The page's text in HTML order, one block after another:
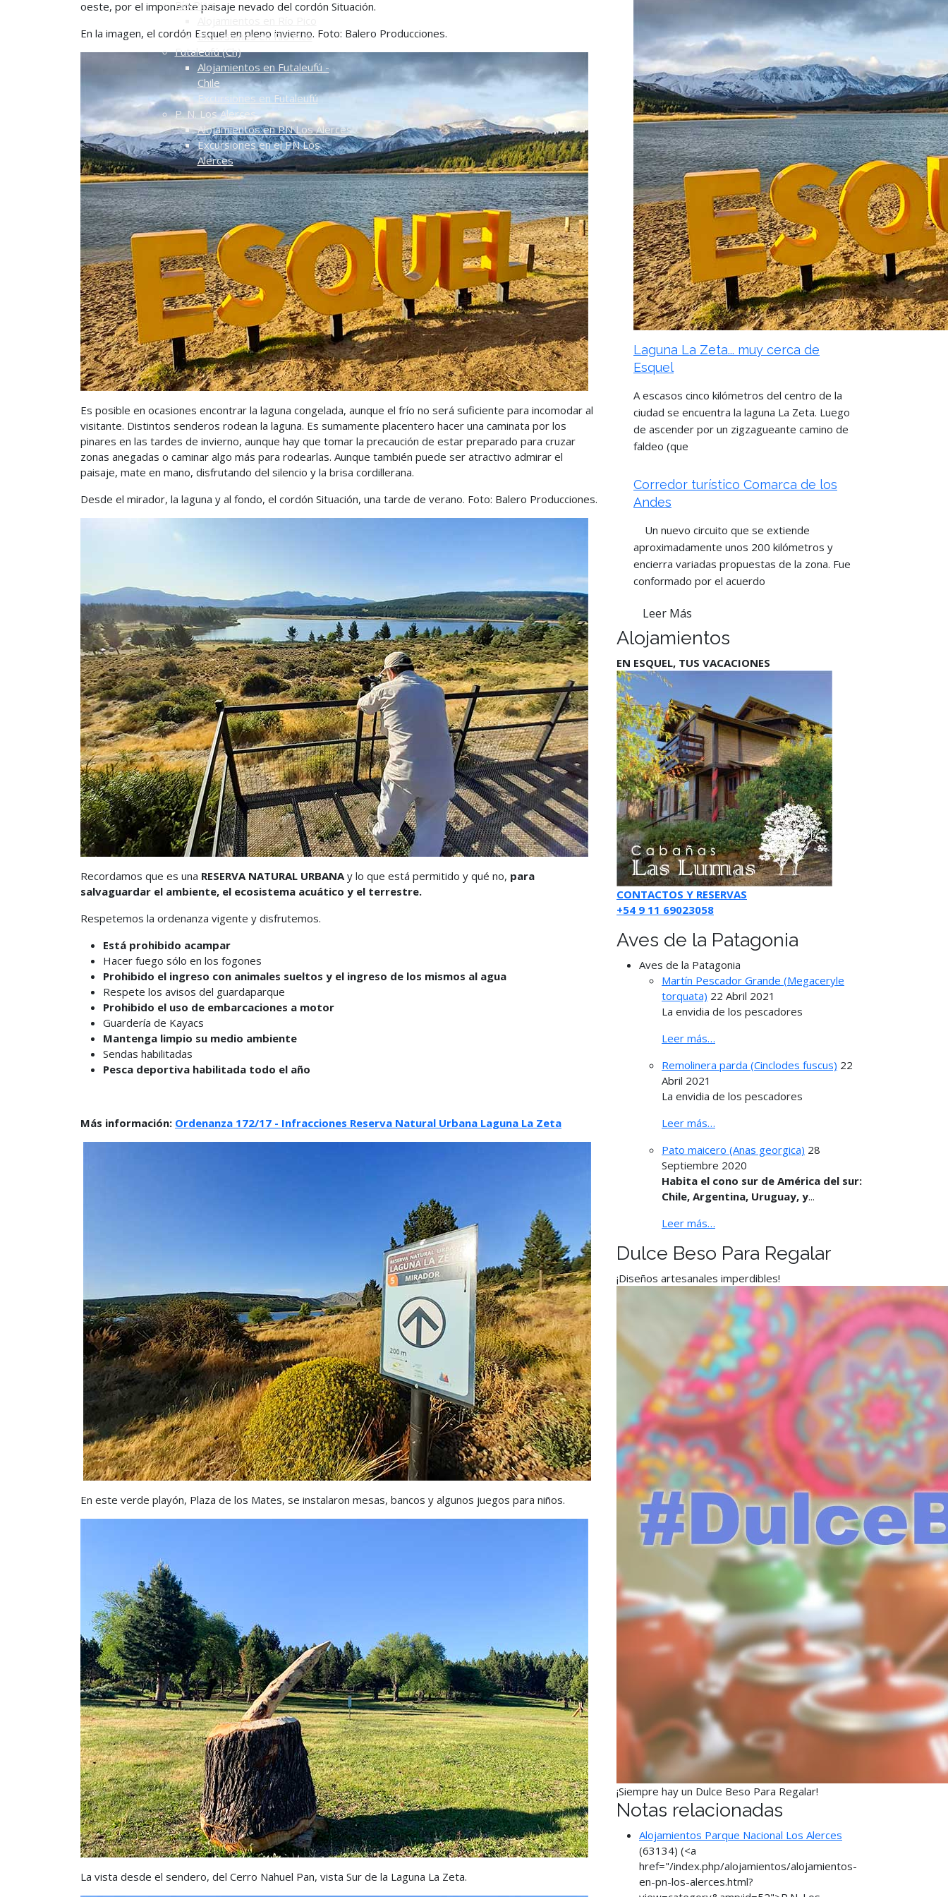
Río Pico
Excursiones en Río Pico
Futaleufú (Ch)
Alojamientos en Futaleufú -
Chile
Excursiones en Futaleufú
P. N. Los Alerces
Alojamientos en PN Los Alerces
Excursiones en el PN Los
Alerces
oeste, por el imponente paisaje nevado del cordón Situación.
En la imagen, el cordón Esquel en pleno invierno. Foto: Balero Producciones.
Es posible en ocasiones encontrar la laguna congelada, aunque el frío no será suficiente para incomodar al
visitante. Distintos senderos rodean la laguna. Es sumamente placentero hacer una caminata por los
pinares en las tardes de invierno, aunque hay que tomar la precaución de estar preparado para cruzar
zonas anegadas o caminar algo más para rodearlas. Aunque también puede ser atractivo admirar el
paisaje, mate en mano, disfrutando del silencio y la brisa cordillerana.
Desde el mirador, la laguna y al fondo, el cordón Situación, una tarde de verano. Foto: Balero Producciones.
Recordamos que es una RESERVA NATURAL URBANAy lo que está permitido y qué no, para
salvaguardar el ambiente, el ecosistema acuático y el terrestre.
Respetemos la ordenanza vigente y disfrutemos.
Está prohibido acampar
Hacer fuego sólo en los fogones
Prohibido el ingreso con animales sueltos y el ingreso de los mismos al agua
Respete los avisos del guardaparque
Prohibido el uso de embarcaciones a motor
Guardería de Kayacs
Mantenga limpio su medio ambiente
Sendas habilitadas
Pesca deportiva habilitada todo el año
Más información: Ordenanza 172/17 - Infracciones Reserva Natural Urbana Laguna La Zeta
En este verde playón, Plaza de los Mates, se instalaron mesas, bancos y algunos juegos para niños.
La vista desde el sendero, del Cerro Nahuel Pan, vista Sur de la Laguna La Zeta.
Laguna La Zeta... muy cerca de
Esquel
A escasos cinco kilómetros del centro de la
ciudad se encuentra la laguna La Zeta. Luego
de ascender por un zigzagueante camino de
faldeo (que
Corredor turístico Comarca de los
Andes
Un nuevo circuito que se extiende
aproximadamente unos 200 kilómetros y
encierra variadas propuestas de la zona. Fue
conformado por el acuerdo
Leer Más
Alojamientos
EN ESQUEL, TUS VACACIONES
CONTACTOS Y RESERVAS
+54 9 11 69023058
Aves de la Patagonia
Aves de la Patagonia
Martín Pescador Grande (Megaceryle
torquata) 22 Abril 2021
La envidia de los pescadores
Leer más…
Remolinera parda (Cinclodes fuscus) 22
Abril 2021
La envidia de los pescadores
Leer más…
Pato maicero (Anas georgica) 28
Septiembre 2020
Habita el cono sur de América del sur:
Chile, Argentina, Uruguay, y...
Leer más…
Dulce Beso Para Regalar
¡Diseños artesanales imperdibles!
¡Siempre hay un Dulce Beso Para Regalar!
Notas relacionadas
Alojamientos Parque Nacional Los Alerces
(63134) (<a
href="/index.php/alojamientos/alojamientos-
en-pn-los-alerces.html?